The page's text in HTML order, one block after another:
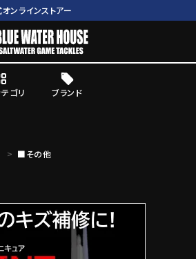
ンラインストアー
ゴリ ブランド
ITEM ROD
■その他